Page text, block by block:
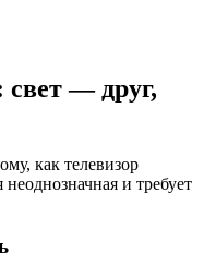
свет — друг,
как телевизор
и требует